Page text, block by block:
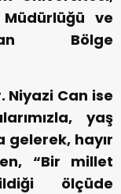
ve
Bölge
Niyazi Can ise
yaş
gelerek, hayır
“Bir millet
ölçüde